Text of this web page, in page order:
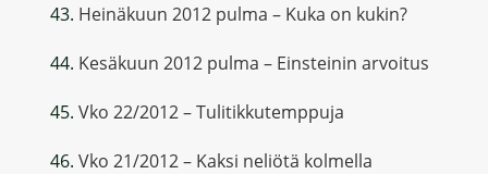
Heinäkuun 2012 pulma – Kuka on kukin?
Kesäkuun 2012 pulma – Einsteinin arvoitus
Vko 22/2012 – Tulitikkutemppuja
Vko 21/2012 – Kaksi neliötä kolmella